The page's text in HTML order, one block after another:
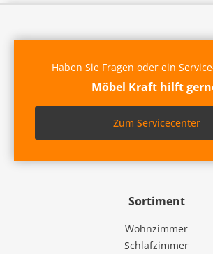
Sortiment
Wohnzimmer
Schlafzimmer
Haben Sie Fragen oder ein
Möbel Kraft hilft
Zum Servicecenter